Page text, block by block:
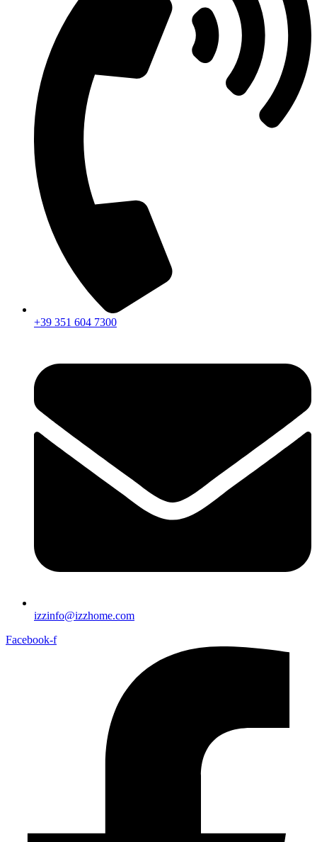
+39 351 604 7300
izzinfo@izzhome.com
Facebook-f